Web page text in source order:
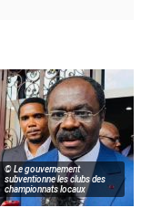
© Le gouvernement
subventionne les clubs des
championnats locaux